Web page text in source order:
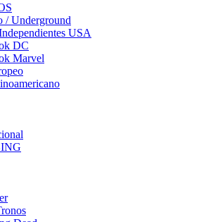
/ Underground
USA
DC
Marvel